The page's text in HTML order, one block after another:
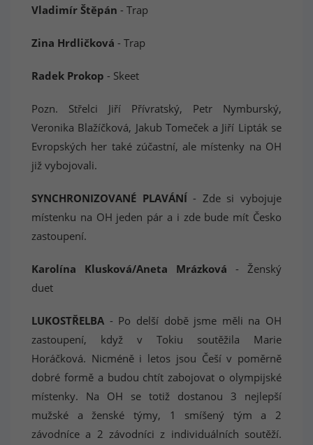
Vladimír Štěpán - Trap
Zina Hrdličková - Trap
Radek Prokop - Skeet
Pozn. Střelci Jiří Přívratský, Petr Nymburský,
Veronika Blažíčková, Jakub Tomeček a Jiří Lipták se
Evropských her také zúčastní, ale místenky na OH
již vybojovali.
SYNCHRONIZOVANÉ PLAVÁNÍ - Zde si vybojuje
místenku na OH jeden pár a i zde bude mít Česko
zastoupení.
Karolína Klusková/Aneta Mrázková - Ženský
duet
LUKOSTŘELBA - Po delší době jsme měli na OH
zastoupení, když v Tokiu soutěžila Marie
Horáčková. Nicméně i letos jsou Češí v poměrně
dobré formě a budou chtít zabojovat o olympijské
místenky. Na OH se totiž dostanou 3 nejlepší
mužské a ženské týmy, 1 smíšený tým a 2
závodníce a 2 závodníci z individuálních soutěží.